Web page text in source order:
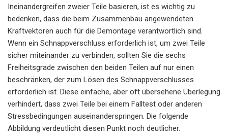
Ineinandergreifen zweier Teile basieren, ist es wichtig zu
bedenken, dass die beim Zusammenbau angewendeten
Kraftvektoren auch für die Demontage verantwortlich sind.
Wenn ein Schnappverschluss erforderlich ist, um zwei Teile
sicher miteinander zu verbinden, sollten Sie die sechs
Freiheitsgrade zwischen den beiden Teilen auf nur einen
beschränken, der zum Lösen des Schnappverschlusses
erforderlich ist. Diese einfache, aber oft übersehene Überlegung
verhindert, dass zwei Teile bei einem Falltest oder anderen
Stressbedingungen auseinanderspringen. Die folgende
Abbildung verdeutlicht diesen Punkt noch deutlicher.